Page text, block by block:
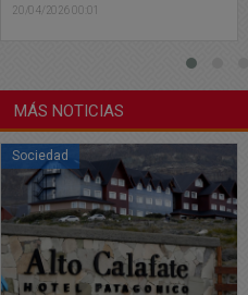
19/04/2026 08:12
MÁS NOTICIAS
Sociedad